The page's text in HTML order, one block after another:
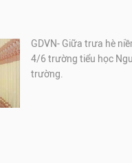
GDVN- Giữa trưa hè
4/6 trường tiểu học
trường.